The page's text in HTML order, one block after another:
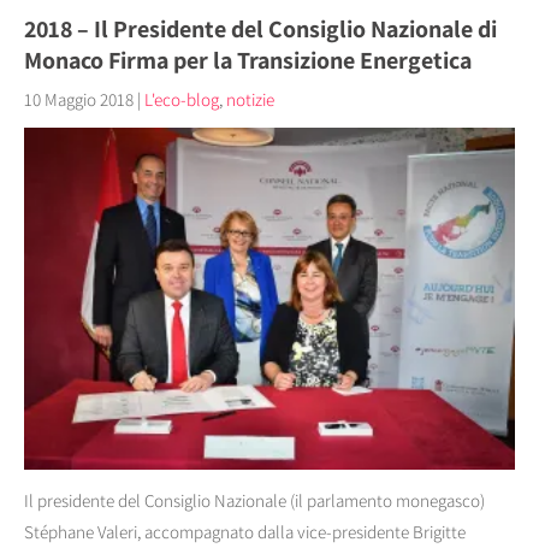
2018 – Il Presidente del Consiglio Nazionale di
Monaco Firma per la Transizione Energetica
10 Maggio 2018 | L'eco-blog, notizie
Il presidente del Consiglio Nazionale (il parlamento monegasco)
Stéphane Valeri, accompagnato dalla vice-presidente Brigitte